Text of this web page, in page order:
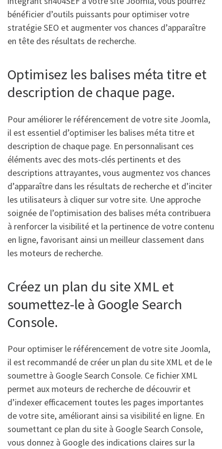
bénéficier d’outils puissants pour optimiser votre
stratégie SEO et augmenter vos chances d’apparaître
en tête des résultats de recherche.
Optimisez les balises méta titre et
description de chaque page.
Pour améliorer le référencement de votre site Joomla,
il est essentiel d’optimiser les balises méta titre et
description de chaque page. En personnalisant ces
éléments avec des mots-clés pertinents et des
descriptions attrayantes, vous augmentez vos chances
d’apparaître dans les résultats de recherche et d’inciter
les utilisateurs à cliquer sur votre site. Une approche
soignée de l’optimisation des balises méta contribuera
à renforcer la visibilité et la pertinence de votre contenu
en ligne, favorisant ainsi un meilleur classement dans
les moteurs de recherche.
Créez un plan du site XML et
soumettez-le à Google Search
Console.
Pour optimiser le référencement de votre site Joomla,
il est recommandé de créer un plan du site XML et de le
soumettre à Google Search Console. Ce fichier XML
permet aux moteurs de recherche de découvrir et
d’indexer efficacement toutes les pages importantes
de votre site, améliorant ainsi sa visibilité en ligne. En
soumettant ce plan du site à Google Search Console,
vous donnez à Google des indications claires sur la